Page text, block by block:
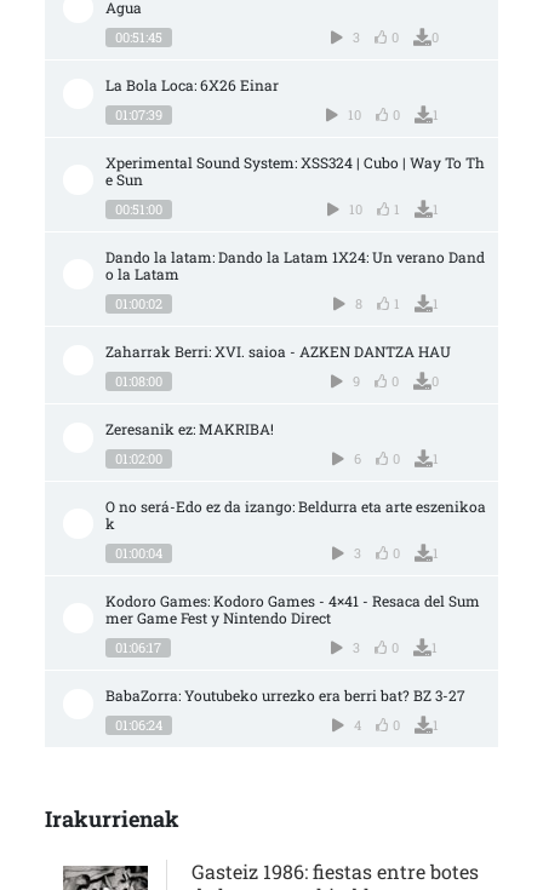
Agua
00:51:45 3 0 0
La Bola Loca: 6X26 Einar
01:07:39 10 0 1
Xperimental Sound System: XSS324 | Cubo | Way To Th
e Sun
00:51:00 10 1 1
Dando la latam: Dando la Latam 1X24: Un verano Dand
o la Latam
01:00:02 8 1 1
Zaharrak Berri: XVI. saioa - AZKEN DANTZA HAU
01:08:00 9 0 0
Zeresanik ez: MAKRIBA!
01:02:00 6 0 1
O no será-Edo ez da izango: Beldurra eta arte eszenikoa
k
01:00:04 3 0 1
Kodoro Games: Kodoro Games - 4×41 - Resaca del Sum
mer Game Fest y Nintendo Direct
01:06:17 3 0 1
BabaZorra: Youtubeko urrezko era berri bat? BZ 3-27
01:06:24 4 0 1
Irakurrienak
Gasteiz 1986: fiestas entre botes